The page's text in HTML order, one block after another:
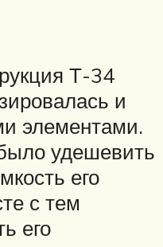
Т-34
и
элементами.
удешевить
его
с тем
его